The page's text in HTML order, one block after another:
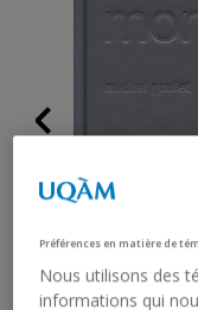
Previous
Préférences en matière de
Nous utilisons des
informations qui